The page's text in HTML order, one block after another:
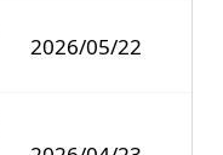
2026/05/22